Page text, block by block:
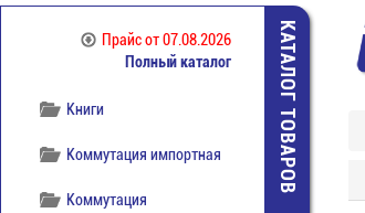
Прайсот 07.08.2026
Полный каталог
Кабельная продукция
Книги
Коммутация импортная
Коммутация
КАТАЛОГ ТОВАРОВ